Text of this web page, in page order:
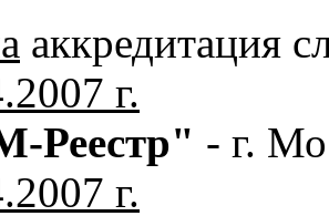
аккредитация
г.
Реестр" - г.
г.